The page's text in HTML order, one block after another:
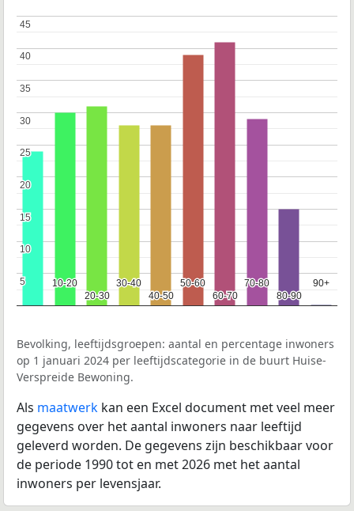
10-20
10-20
20-30
20-30
30-40
30-40
40-50
40-50
50-60
50-60
60-70
60-70
70-80
70-80
80-90
80-90
90+
90+
5
5
10
10
15
15
20
20
25
25
30
30
35
35
40
40
45
45
Bevolking, leeftijdsgroepen: aantal en percentage inwoners
op 1 januari 2024 per leeftijdscategorie in de buurt Huise-
Verspreide Bewoning.
Als maatwerk kan een Excel document met veel meer
gegevens over het aantal inwoners naar leeftijd
geleverd worden. De gegevens zijn beschikbaar voor
de periode 1990 tot en met 2026 met het aantal
inwoners per levensjaar.